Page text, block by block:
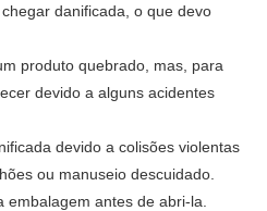
danificada, o que devo
produto quebrado, mas, para
devido a alguns acidentes
devido a colisões violentas
ou manuseio descuidado.
embalagem antes de abri-la.